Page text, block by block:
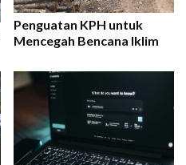
Penguatan KPH untuk
Mencegah Bencana Iklim